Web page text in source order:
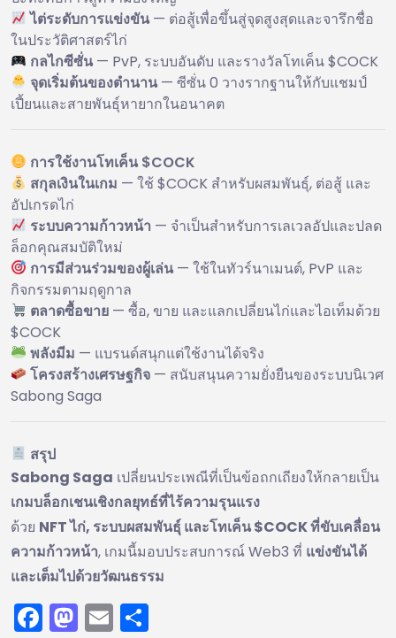
ไต่ระดับการแข่งขัน — ต่อสู้เพื่อขึ้นสู่จุดสูงสุดและจารึกชื่อ
ในประวัติศาสตร์ไก่
กลไกซีซั่น — PvP, ระบบอันดับ และรางวัลโทเค็น $COCK
จุดเริ่มต้นของตำนาน — ซีซั่น 0 วางรากฐานให้กับแชมป์
เปี้ยนและสายพันธุ์หายากในอนาคต
การใช้งานโทเค็น $COCK
สกุลเงินในเกม — ใช้ $COCK สำหรับผสมพันธุ์, ต่อสู้ และ
อัปเกรดไก่
ระบบความก้าวหน้า — จำเป็นสำหรับการเลเวลอัปและปลด
ล็อกคุณสมบัติใหม่
การมีส่วนร่วมของผู้เล่น — ใช้ในทัวร์นาเมนต์, PvP และ
กิจกรรมตามฤดูกาล
ตลาดซื้อขาย — ซื้อ, ขาย และแลกเปลี่ยนไก่และไอเท็มด้วย
$COCK
พลังมีม — แบรนด์สนุกแต่ใช้งานได้จริง
โครงสร้างเศรษฐกิจ — สนับสนุนความยั่งยืนของระบบนิเวศ
Sabong Saga
สรุป
Sabong Saga เปลี่ยนประเพณีที่เป็นข้อถกเถียงให้กลายเป็น
เกมบล็อกเชนเชิงกลยุทธ์ที่ไร้ความรุนแรง
ด้วย NFT ไก่, ระบบผสมพันธุ์ และโทเค็น $COCK ที่ขับเคลื่อน
ความก้าวหน้า, เกมนี้มอบประสบการณ์ Web3 ที่ แข่งขันได้
และเต็มไปด้วยวัฒนธรรม
Facebook
Mastodon
Email